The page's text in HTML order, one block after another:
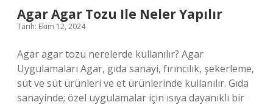
Agar Agar Tozu Ile Neler Yapılır
Tarih: Ekim 12, 2024
Agar agar tozu nerelerde kullanılır? Agar
Uygulamaları Agar, gıda sanayi, fırıncılık, şekerleme,
süt ve süt ürünleri ve et ürünlerinde kullanılır. Gıda
sanayinde; özel uygulamalar için ısıya dayanıklı bir